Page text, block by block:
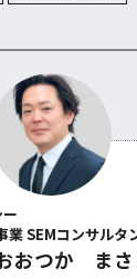
SEMコンサルタ
つか まさ